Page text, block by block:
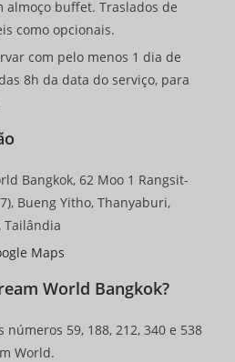
almoço buffet. Traslados de
como opcionais.
com pelo menos 1 dia de
8h da data do serviço, para
Bangkok, 62 Moo 1 Rangsit-
Bueng Yitho, Thanyaburi,
Tailândia
Maps
World Bangkok?
números 59, 188, 212, 340 e 538
World.